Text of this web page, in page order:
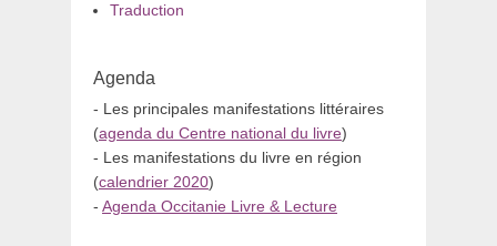
Traduction
Agenda
- Les principales manifestations littéraires
(agenda du Centre national du livre)
- Les manifestations du livre en région
(calendrier 2020)
- Agenda Occitanie Livre & Lecture